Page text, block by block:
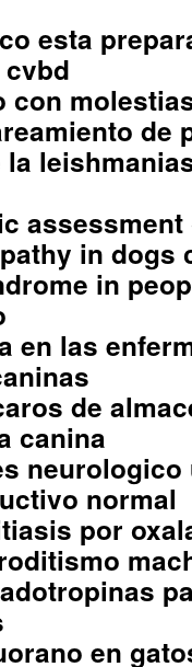
esta
con
de
assessment
in dogs
in
en las
de
canina
normal
por
en